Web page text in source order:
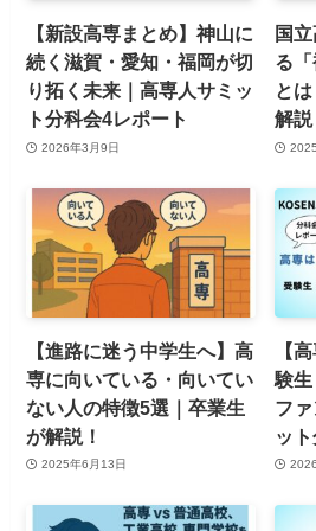
【新設高専まとめ】神山に
続く滋賀・愛知・福岡が切
り拓く未来｜高専人サミッ
ト分科会4レポート
2026年3月9日
国
る「
と
解説
【進路に迷う中学生へ】高
専に向いている・向いてい
ない人の特徴5選｜卒業生
が解説！
2025年6月13日
【
験
フ
ッ